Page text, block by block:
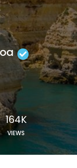
164K
VIEWS